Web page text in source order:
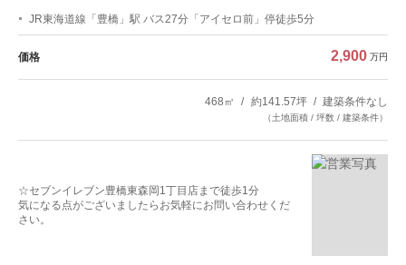
JR東海道線「豊橋」駅 バス27分「アイセロ前」停徒歩5分
価格 2,900 万円
468㎡ 約141.57坪 建築条件なし
（土地面積 / 坪数 / 建築条件）
☆セブンイレブン豊橋東森岡1丁目店まで徒歩1分
気になる点がございましたらお気軽にお問い合わせくだ
さい。